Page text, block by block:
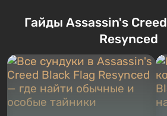
Впервые игра расскажет историю
Тревора и Франклина, между
которыми вы сможете
переключаться в любое время.
Жанр и...
Гайды Assassin's
Resynced